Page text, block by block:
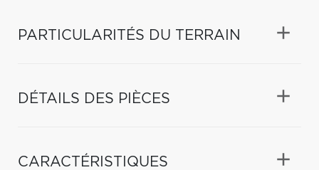
PARTICULARITÉS DU TERRAIN
DÉTAILS DES PIÈCES
CARACTÉRISTIQUES